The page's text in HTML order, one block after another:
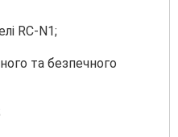
RC-N1;
та безпечного